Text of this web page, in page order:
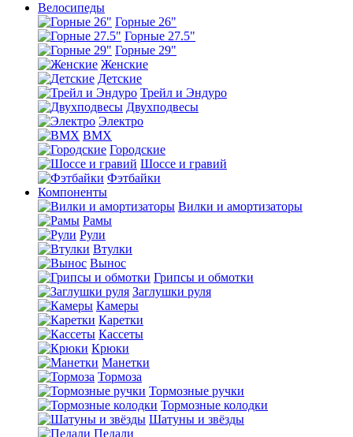
Велосипеды
Горные 26"
Горные 27.5"
Горные 29"
Женские
Детские
Трейл и Эндуро
Двухподвесы
Электро
BMX
Городские
Шоссе и гравий
Фэтбайки
Компоненты
Вилки и амортизаторы
Рамы
Рули
Втулки
Вынос
Грипсы и обмотки
Заглушки руля
Камеры
Каретки
Кассеты
Крюки
Манетки
Тормоза
Тормозные ручки
Тормозные колодки
Шатуны и звёзды
Педали